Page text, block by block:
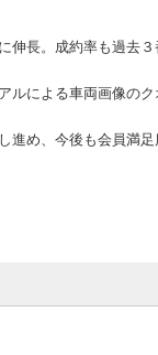
長。成約率も過去
による車両画像の
め、今後も会員満足